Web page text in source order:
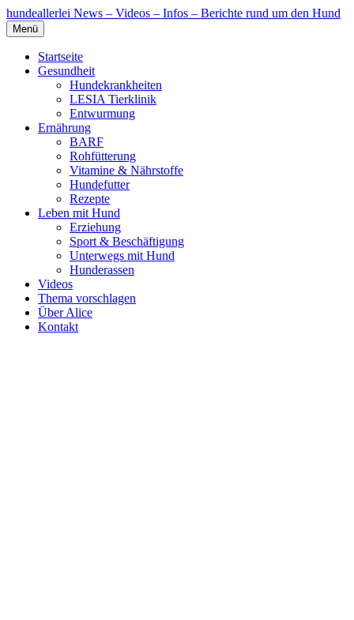
hundeallerlei News – Videos – Infos – Berichte rund um den Hund
Menü
Startseite
Gesundheit
Hundekrankheiten
LESIA Tierklinik
Entwurmung
Ernährung
BARF
Rohfütterung
Vitamine & Nährstoffe
Hundefutter
Rezepte
Leben mit Hund
Erziehung
Sport & Beschäftigung
Unterwegs mit Hund
Hunderassen
Videos
Thema vorschlagen
Über Alice
Kontakt